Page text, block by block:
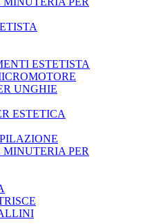
ESTETISTA
UNGHIE
ESTETICA
MINUTERIA PER